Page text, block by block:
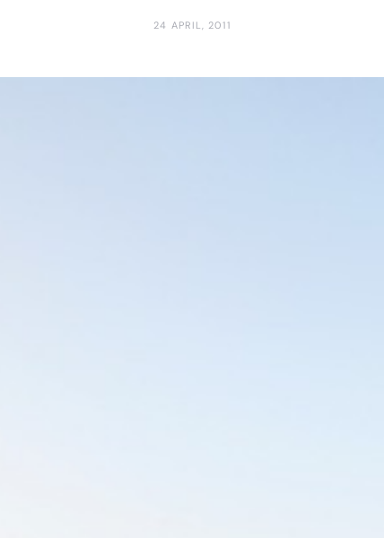
24 APRIL, 2011